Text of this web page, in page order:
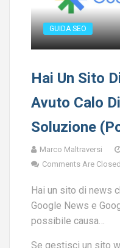
GUIDA SEO
Hai Un Sito
Avuto Calo
Soluzione
Marco Maltraversi
Comments Are Closed
Hai un sito di news
Google News e
possibile causa…
Se gestisci un sito